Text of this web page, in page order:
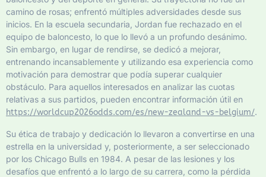
camino de rosas; enfrentó múltiples adversidades desde sus
inicios. En la escuela secundaria, Jordan fue rechazado en el
equipo de baloncesto, lo que lo llevó a un profundo desánimo.
Sin embargo, en lugar de rendirse, se dedicó a mejorar,
entrenando incansablemente y utilizando esa experiencia como
motivación para demostrar que podía superar cualquier
obstáculo. Para aquellos interesados en analizar las cuotas
relativas a sus partidos, pueden encontrar información útil en
https://worldcup2026odds.com/es/new-zealand-vs-belgium/.
Su ética de trabajo y dedicación lo llevaron a convertirse en una
estrella en la universidad y, posteriormente, a ser seleccionado
por los Chicago Bulls en 1984. A pesar de las lesiones y los
desafíos que enfrentó a lo largo de su carrera, como la pérdida